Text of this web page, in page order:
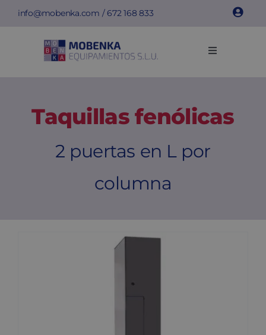
Saltar
contenido
info@mobenka.com /672 168 833
Toggle
Bancos
Instalaciones
Taquillas fenólicas
2 puertas en L por
columna